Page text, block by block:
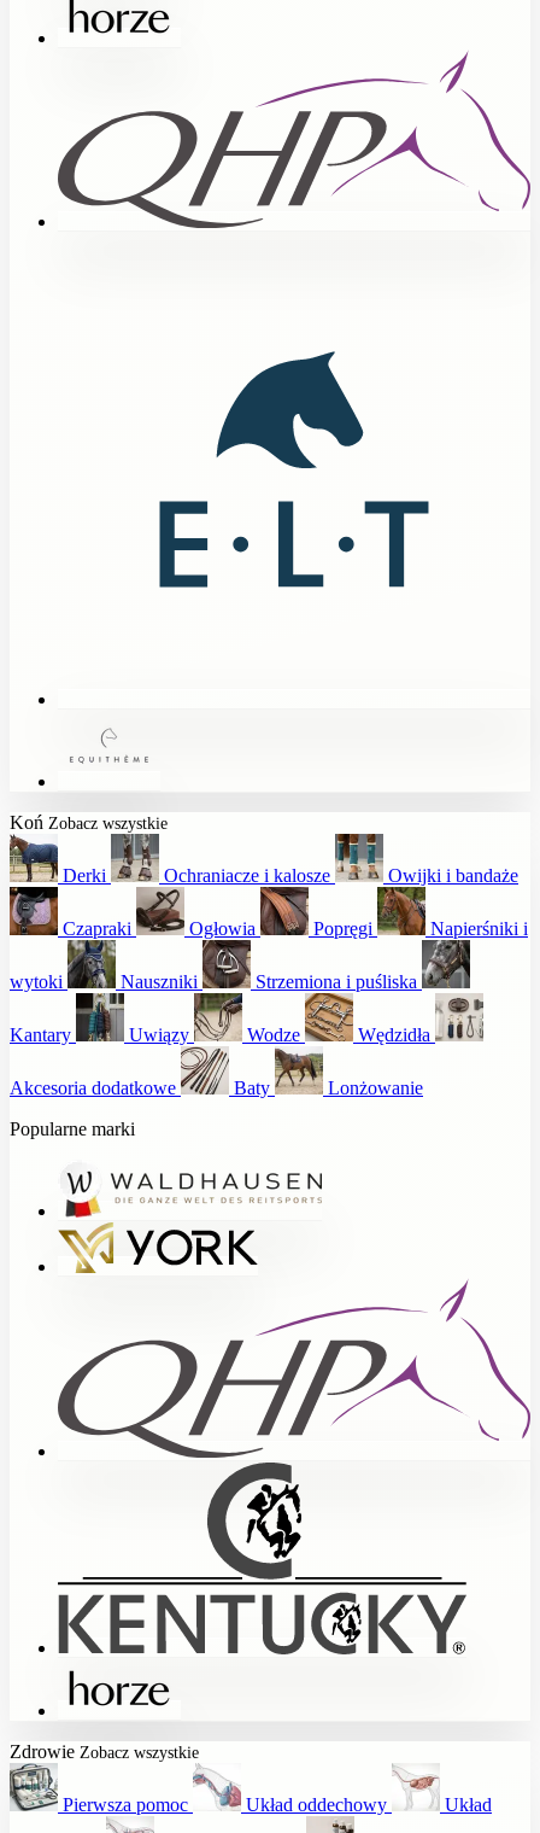
Koń Zobacz wszystkie
Derki Ochraniacze i kalosze Owijki i bandaże
Czapraki Ogłowia Popręgi Napierśniki i
wytoki Nauszniki Strzemiona i puśliska
Kantary Uwiązy Wodze Wędzidła
Akcesoria dodatkowe Baty
Lonżowanie
Popularne marki
Zdrowie Zobacz wszystkie
Pierwsza pomoc Układ oddechowy Układ